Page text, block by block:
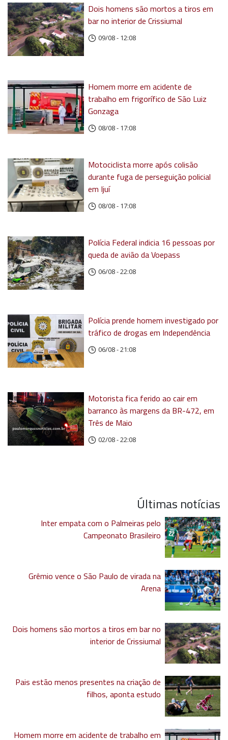
Dois homens são mortos a tiros em
bar no interior de Crissiumal
09/08 - 12:08
Homem morre em acidente de
trabalho em frigorífico de São Luiz
Gonzaga
08/08 - 17:08
Motociclista morre após colisão
durante fuga de perseguição policial
em Ijuí
08/08 - 17:08
Polícia Federal indicia 16 pessoas por
queda de avião da Voepass
06/08 - 22:08
Polícia prende homem investigado por
tráfico de drogas em Independência
06/08 - 21:08
Motorista fica ferido ao cair em
barranco às margens da BR-472, em
Três de Maio
02/08 - 22:08
Últimas notícias
Inter empata com o Palmeiras pelo
Campeonato Brasileiro
Grêmio vence o São Paulo de virada na
Arena
Dois homens são mortos a tiros em bar no
interior de Crissiumal
Pais estão menos presentes na criação de
filhos, aponta estudo
Homem morre em acidente de trabalho em